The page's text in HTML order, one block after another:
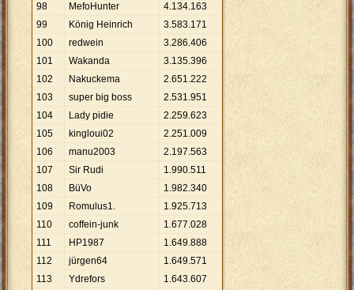
98
MefoHunter 4.134.163
99
König Heinrich 3.583.171
100
redwein 3.286.406
101
Wakanda 3.135.396
102
Nakuckema 2.651.222
103
super big boss 2.531.951
104
Lady pidie 2.259.623
105
kingloui02 2.251.009
106
manu2003 2.197.563
107
Sir Rudi 1.990.511
108
BüVo 1.982.340
109
Romulus1. 1.925.713
110
coffein-junk 1.677.028
111
HP1987 1.649.888
112
jürgen64 1.649.571
113
Ydrefors 1.643.607